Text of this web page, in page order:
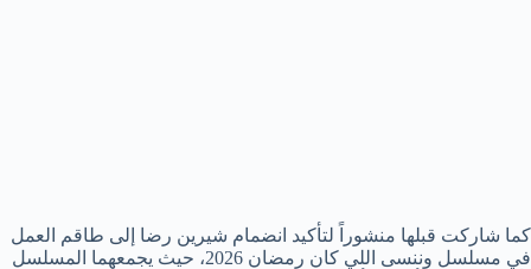
كما شاركت قبلها منشوراً لتأكيد انضمام شيرين رضا إلى طاقم العمل
في مسلسل وننسى اللي كان رمضان 2026، حيث يجمعهما المسلسل